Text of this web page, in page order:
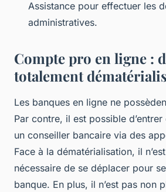
Assistance pour effectuer les
administratives.
Compte pro en ligne :
totalement
Les banques en ligne ne
Par contre, il est possible
un conseiller bancaire via des
Face à la dématérialisation, il
nécessaire de se déplacer pour
banque. En plus, il n’est pas non